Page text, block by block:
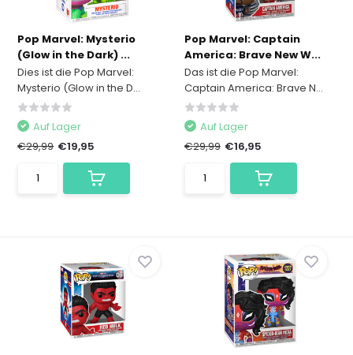
Pop Marvel: Mysterio
(Glow in the Dark) ...
Dies ist die Pop Marvel:
Mysterio (Glow in the D...
Auf Lager
€29,99 €19,95
Pop Marvel: Captain
America: Brave New W...
Das ist die Pop Marvel:
Captain America: Brave N...
Auf Lager
€29,99 €16,95